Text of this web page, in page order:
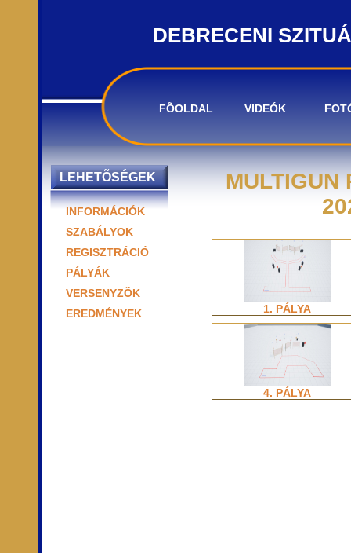
DEBRECENI
FÕOLDAL VIDEÓK
LEHETÕSÉGEK
INFORMÁCIÓK
SZABÁLYOK
REGISZTRÁCIÓ
PÁLYÁK
VERSENYZÕK
EREDMÉNYEK
MULTIGUN
1. PÁLYA
4. PÁLYA